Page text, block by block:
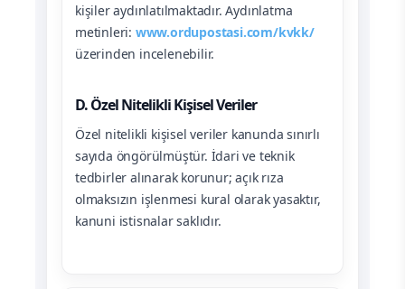
kişiler aydınlatılmaktadır. Aydınlatma
metinleri: www.ordupostasi.com/kvkk/
üzerinden incelenebilir.
D. Özel Nitelikli Kişisel Veriler
Özel nitelikli kişisel veriler kanunda sınırlı
sayıda öngörülmüştür. İdari ve teknik
tedbirler alınarak korunur; açık rıza
olmaksızın işlenmesi kural olarak yasaktır,
kanuni istisnalar saklıdır.